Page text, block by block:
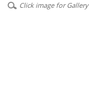
Click image for Gallery